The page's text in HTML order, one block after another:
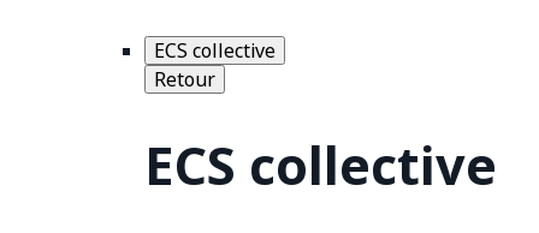
ECS collective
Retour
ECS collective